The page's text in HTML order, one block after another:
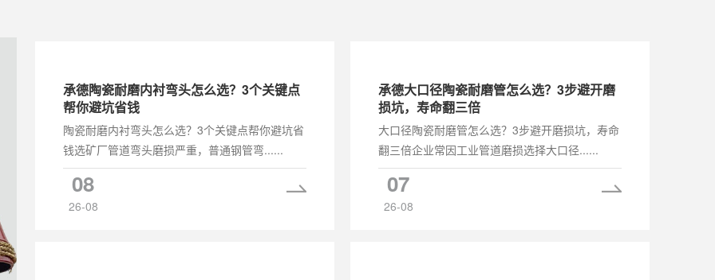
承德陶瓷耐磨内衬弯头怎么选？3个关键点
帮你避坑省钱
陶瓷耐磨内衬弯头怎么选？3个关键点帮你避坑省
钱选矿厂管道弯头磨损严重，普通钢管弯......
08
26-08
承德大口径陶瓷耐磨管怎么选？3步避开磨
损坑，寿命翻三倍
大口径陶瓷耐磨管怎么选？3步避开磨损坑，寿命
翻三倍企业常因工业管道磨损选择大口径......
07
26-08